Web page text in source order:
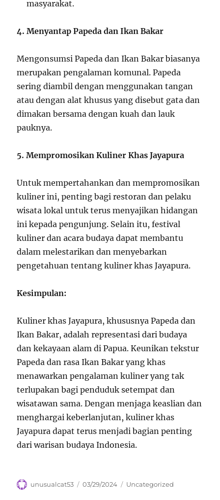
masyarakat.
4. Menyantap Papeda dan Ikan Bakar
Mengonsumsi Papeda dan Ikan Bakar biasanya
merupakan pengalaman komunal. Papeda
sering diambil dengan menggunakan tangan
atau dengan alat khusus yang disebut gata dan
dimakan bersama dengan kuah dan lauk
pauknya.
5. Mempromosikan Kuliner Khas Jayapura
Untuk mempertahankan dan mempromosikan
kuliner ini, penting bagi restoran dan pelaku
wisata lokal untuk terus menyajikan hidangan
ini kepada pengunjung. Selain itu, festival
kuliner dan acara budaya dapat membantu
dalam melestarikan dan menyebarkan
pengetahuan tentang kuliner khas Jayapura.
Kesimpulan:
Kuliner khas Jayapura, khususnya Papeda dan
Ikan Bakar, adalah representasi dari budaya
dan kekayaan alam di Papua. Keunikan tekstur
Papeda dan rasa Ikan Bakar yang khas
menawarkan pengalaman kuliner yang tak
terlupakan bagi penduduk setempat dan
wisatawan sama. Dengan menjaga keaslian dan
menghargai keberlanjutan, kuliner khas
Jayapura dapat terus menjadi bagian penting
dari warisan budaya Indonesia.
Author
unusualcat53
Posted
03/29/2024 Categories
Uncategorized